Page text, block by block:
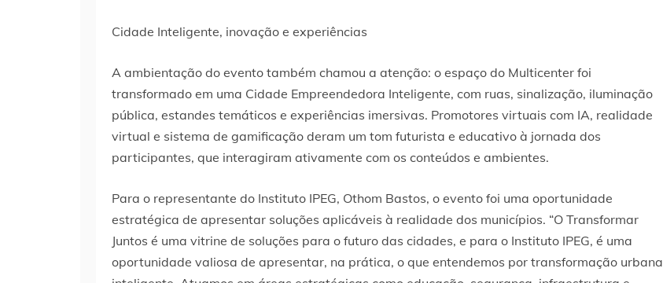
Cidade Inteligente, inovação e experiências
A ambientação do evento também chamou a atenção: o espaço do Multicenter foi
transformado em uma Cidade Empreendedora Inteligente, com ruas, sinalização, iluminação
pública, estandes temáticos e experiências imersivas. Promotores virtuais com IA, realidade
virtual e sistema de gamificação deram um tom futurista e educativo à jornada dos
participantes, que interagiram ativamente com os conteúdos e ambientes.
Para o representante do Instituto IPEG, Othom Bastos, o evento foi uma oportunidade
estratégica de apresentar soluções aplicáveis à realidade dos municípios. “O Transformar
Juntos é uma vitrine de soluções para o futuro das cidades, e para o Instituto IPEG, é uma
oportunidade valiosa de apresentar, na prática, o que entendemos por transformação urbana